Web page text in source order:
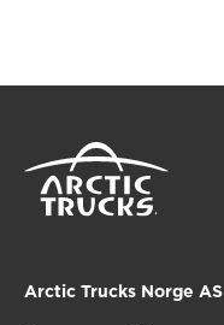
Arctic Trucks Norge AS